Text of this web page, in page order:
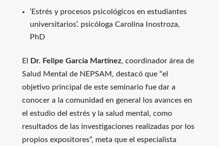
‘Estrés y procesos psicológicos en estudiantes
universitarios’. psicóloga Carolina Inostroza,
PhD
El Dr. Felipe García Martínez, coordinador área de
Salud Mental de NEPSAM, destacó que “el
objetivo principal de este seminario fue dar a
conocer a la comunidad en general los avances en
el estudio del estrés y la salud mental, como
resultados de las investigaciones realizadas por los
propios expositores”, meta que el especialista